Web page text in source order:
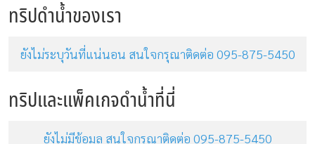
ทริปดำน้ำของเรา
ยังไม่ระบุวันที่แน่นอน สนใจกรุณาติดต่อ 095-875-5450
ทริปและแพ็คเกจดำน้ำที่นี่
ยังไม่มีข้อมูล สนใจกรุณาติดต่อ 095-875-5450